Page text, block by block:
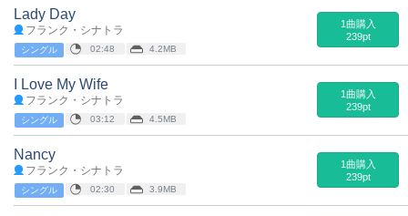
Lady Day
フランク・シナトラ
シングル 02:48 4.2MB
1曲購入
239pt
I Love My Wife
フランク・シナトラ
シングル 03:12 4.5MB
1曲購入
239pt
Nancy
フランク・シナトラ
シングル 02:30 3.9MB
1曲購入
239pt